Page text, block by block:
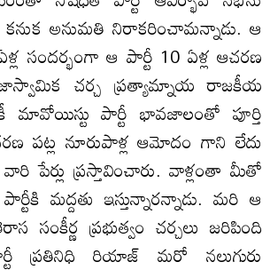
కనుక అనుమతి నిరాకరించామన్నాడు. ఆ
సందర్భంగా ఆ పార్టీ 10 ఏళ్ల ఆచరణ
చర్చ ప్రత్యామ్నాయ రాజకీయ
పార్టీ భావజాలంతో పూర్తి
పట్ల నూరుపాళ్ల ఆమోదం గాని లేదు
పేర్లు ప్రస్తావించారు. వాళ్లంతా మీతో
మద్దతు ఇస్తున్నారన్నాడు. మరి ఆ
సంకీర్ణ ప్రభుత్వం చర్చలు జరిపింది
ప్రతినిధి రియాజ్‌ మరో నలుగురు